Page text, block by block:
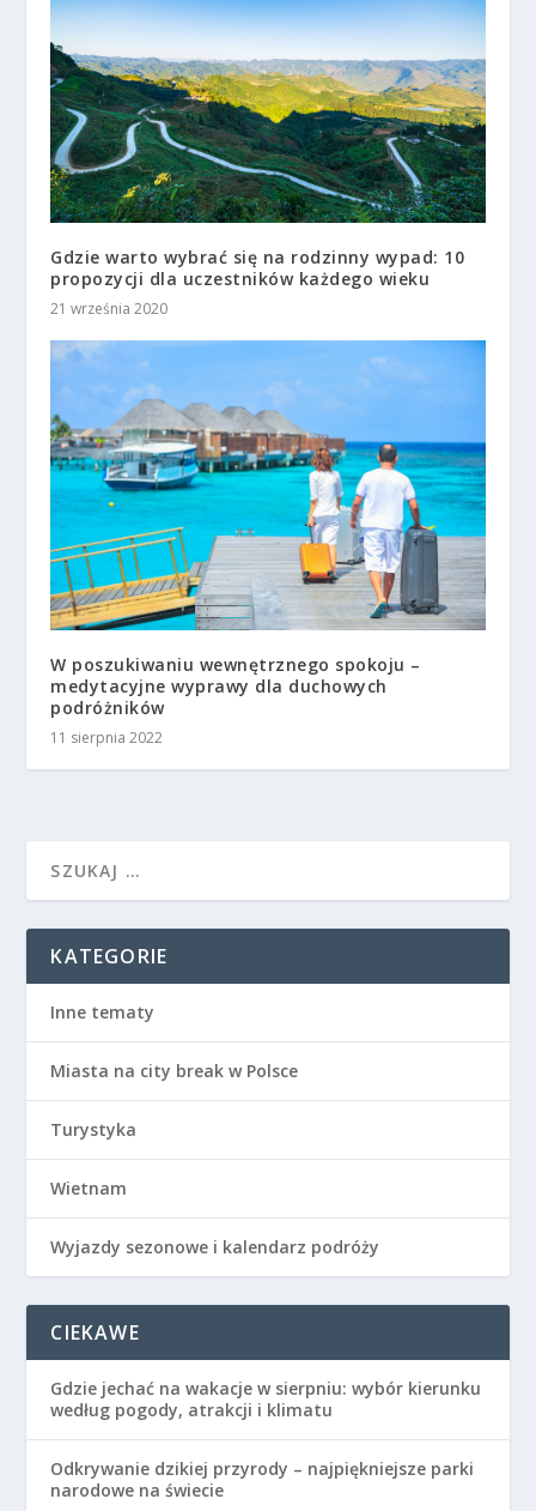
Gdzie warto wybrać się na rodzinny wypad: 10
propozycji dla uczestników każdego wieku
21 września 2020
W poszukiwaniu wewnętrznego spokoju –
medytacyjne wyprawy dla duchowych
podróżników
11 sierpnia 2022
KATEGORIE
Inne tematy
Miasta na city break w Polsce
Turystyka
Wietnam
Wyjazdy sezonowe i kalendarz podróży
CIEKAWE
Gdzie jechać na wakacje w sierpniu: wybór kierunku
według pogody, atrakcji i klimatu
Odkrywanie dzikiej przyrody – najpiękniejsze parki
narodowe na świecie